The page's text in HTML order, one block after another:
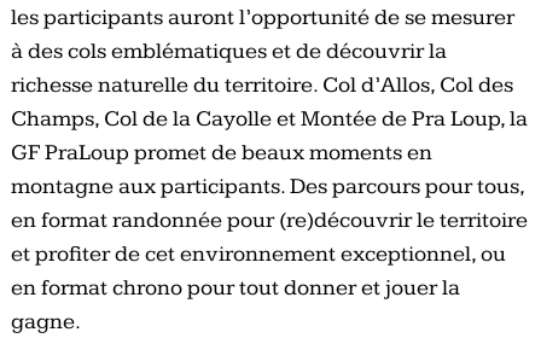
les participants auront l’opportunité de se mesurer
à des cols emblématiques et de découvrir la
richesse naturelle du territoire. Col d’Allos, Col des
Champs, Col de la Cayolle et Montée de Pra Loup, la
GF PraLoup promet de beaux moments en
montagne aux participants. Des parcours pour tous,
en format randonnée pour (re)découvrir le territoire
et proﬁter de cet environnement exceptionnel, ou
en format chrono pour tout donner et jouer la
gagne.